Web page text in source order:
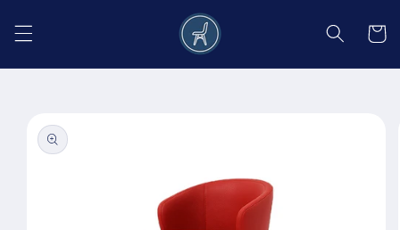
conținut
Coș
informațiile
despre
produs